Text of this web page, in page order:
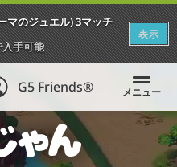
のジュエル) 3マッチ
手可能
表示
G5 Friends® メニュー